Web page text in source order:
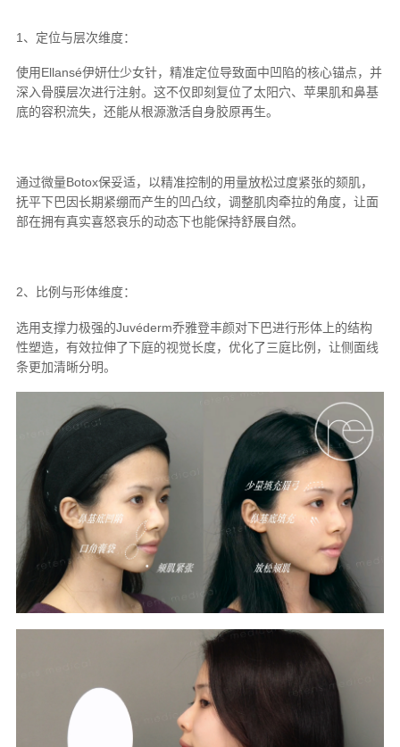
1、定位与层次维度：
使用Ellansé伊妍仕少女针，精准定位导致面中凹陷的核心锚点，并
深入骨膜层次进行注射。这不仅即刻复位了太阳穴、苹果肌和鼻基
底的容积流失，还能从根源激活自身胶原再生。
通过微量Botox保妥适，以精准控制的用量放松过度紧张的颏肌，
抚平下巴因长期紧绷而产生的凹凸纹，调整肌肉牵拉的角度，让面
部在拥有真实喜怒哀乐的动态下也能保持舒展自然。
2、比例与形体维度：
选用支撑力极强的Juvéderm乔雅登丰颜对下巴进行形体上的结构
性塑造，有效拉伸了下庭的视觉长度，优化了三庭比例，让侧面线
条更加清晰分明。